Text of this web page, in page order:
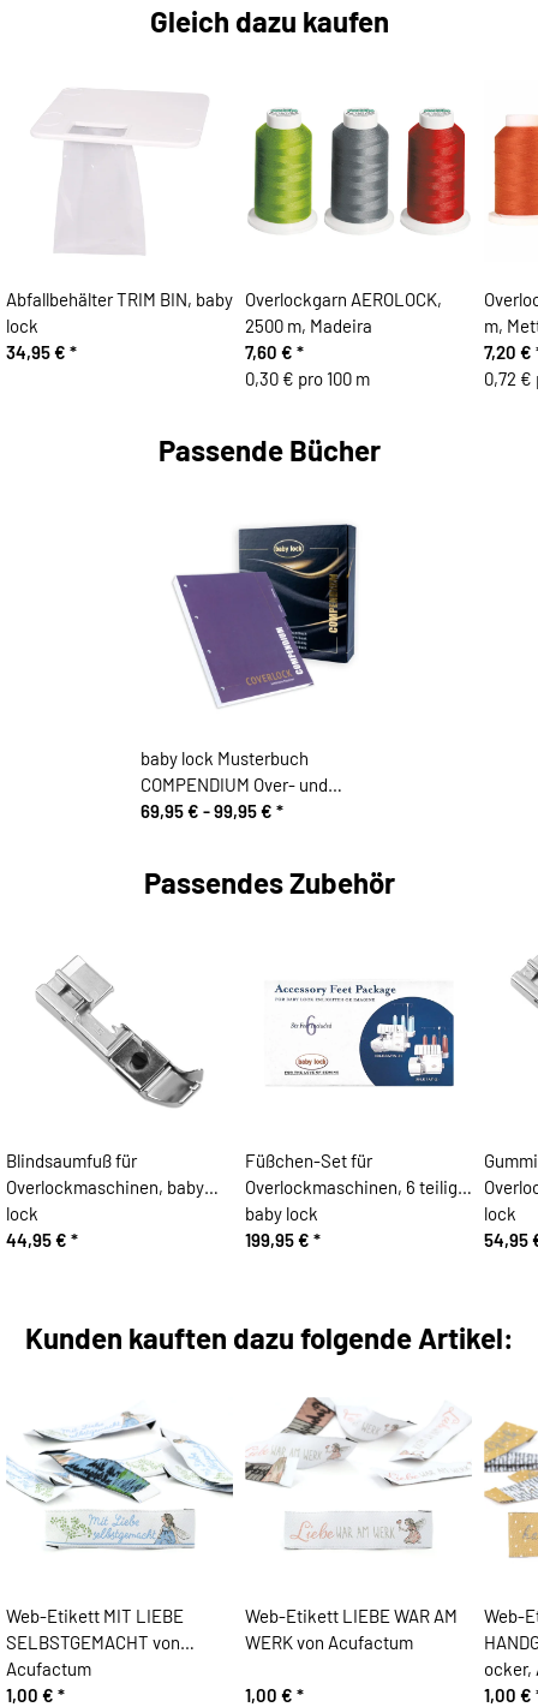
Gleich dazu kaufen
Abfallbehälter TRIM BIN, baby
lock
34,95 € *
Overlockgarn AEROLOCK,
2500 m, Madeira
7,60 € *
0,30 € pro 100 m
m,
7,20 €
0,72 €
Passende Bücher
baby lock Musterbuch
COMPENDIUM Over- und
Coverstichmaschinen
69,95 € -99,95 € *
Passendes Zubehör
Blindsaumfuß für
Overlockmaschinen, baby
lock
44,95 € *
Füßchen-Set für
Overlockmaschinen, 6 teilig,
baby lock
199,95 € *
lock
54,95
Kunden kauften dazu folgende Artikel:
Web-Etikett MIT LIEBE
SELBSTGEMACHT von
Acufactum
1,00 € *
Web-Etikett LIEBE WAR AM
WERK von Acufactum
1,00 € *
Web-
ocker,
1,00 €